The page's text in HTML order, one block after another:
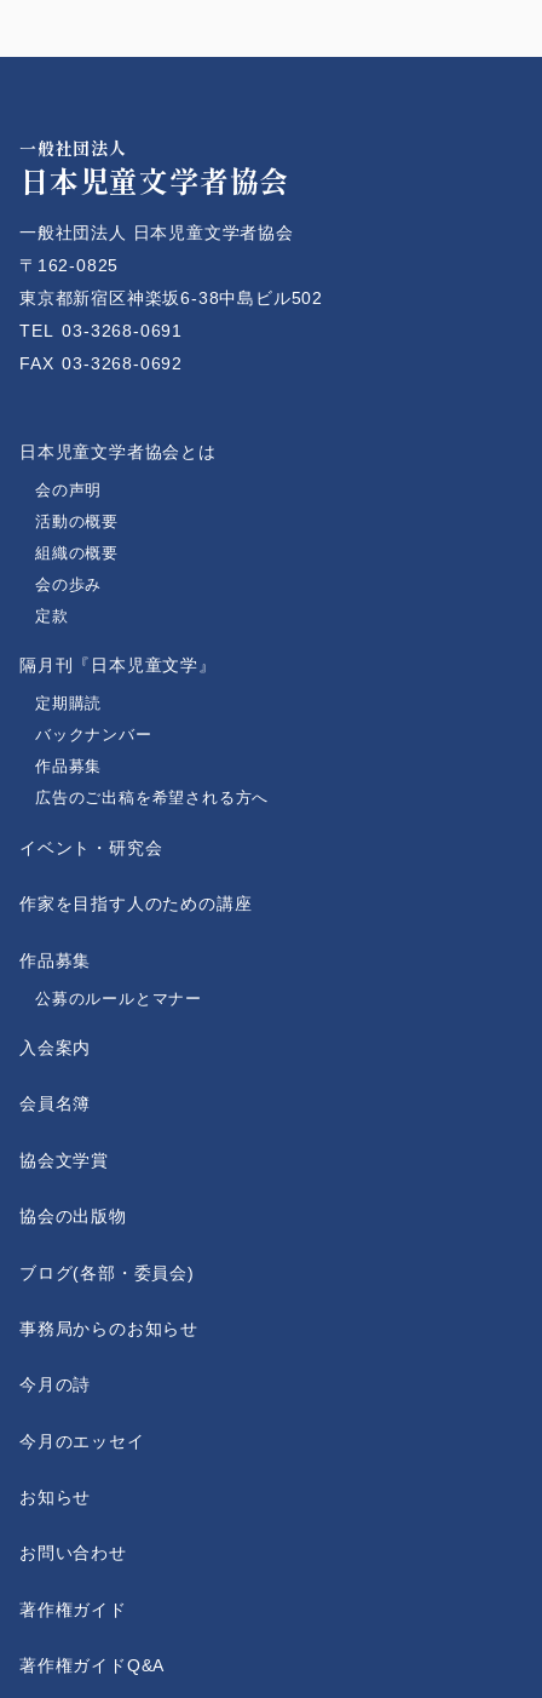
一般社団法人
日本児童文学者協会
一般社団法人 日本児童文学者協会
〒162-0825
東京都新宿区神楽坂6-38中島ビル502
TEL
03-3268-0691
FAX 03-3268-0692
日本児童文学者協会とは
会の声明
活動の概要
組織の概要
会の歩み
定款
隔月刊『日本児童文学』
定期購読
バックナンバー
作品募集
広告のご出稿を希望される方へ
イベント・研究会
作家を目指す人のための講座
作品募集
公募のルールとマナー
入会案内
会員名簿
協会文学賞
協会の出版物
ブログ(各部・委員会)
事務局からのお知らせ
今月の詩
今月のエッセイ
お知らせ
お問い合わせ
著作権ガイド
著作権ガイドQ&A